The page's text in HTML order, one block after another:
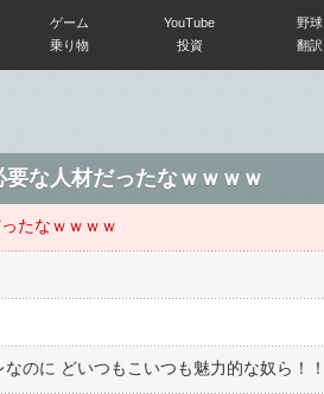
ゲーム YouTube 野球
乗り物 投資 翻訳
な人材だったなｗｗｗｗ
たなｗｗｗｗ
のに どいつもこいつも魅力的な奴ら！！